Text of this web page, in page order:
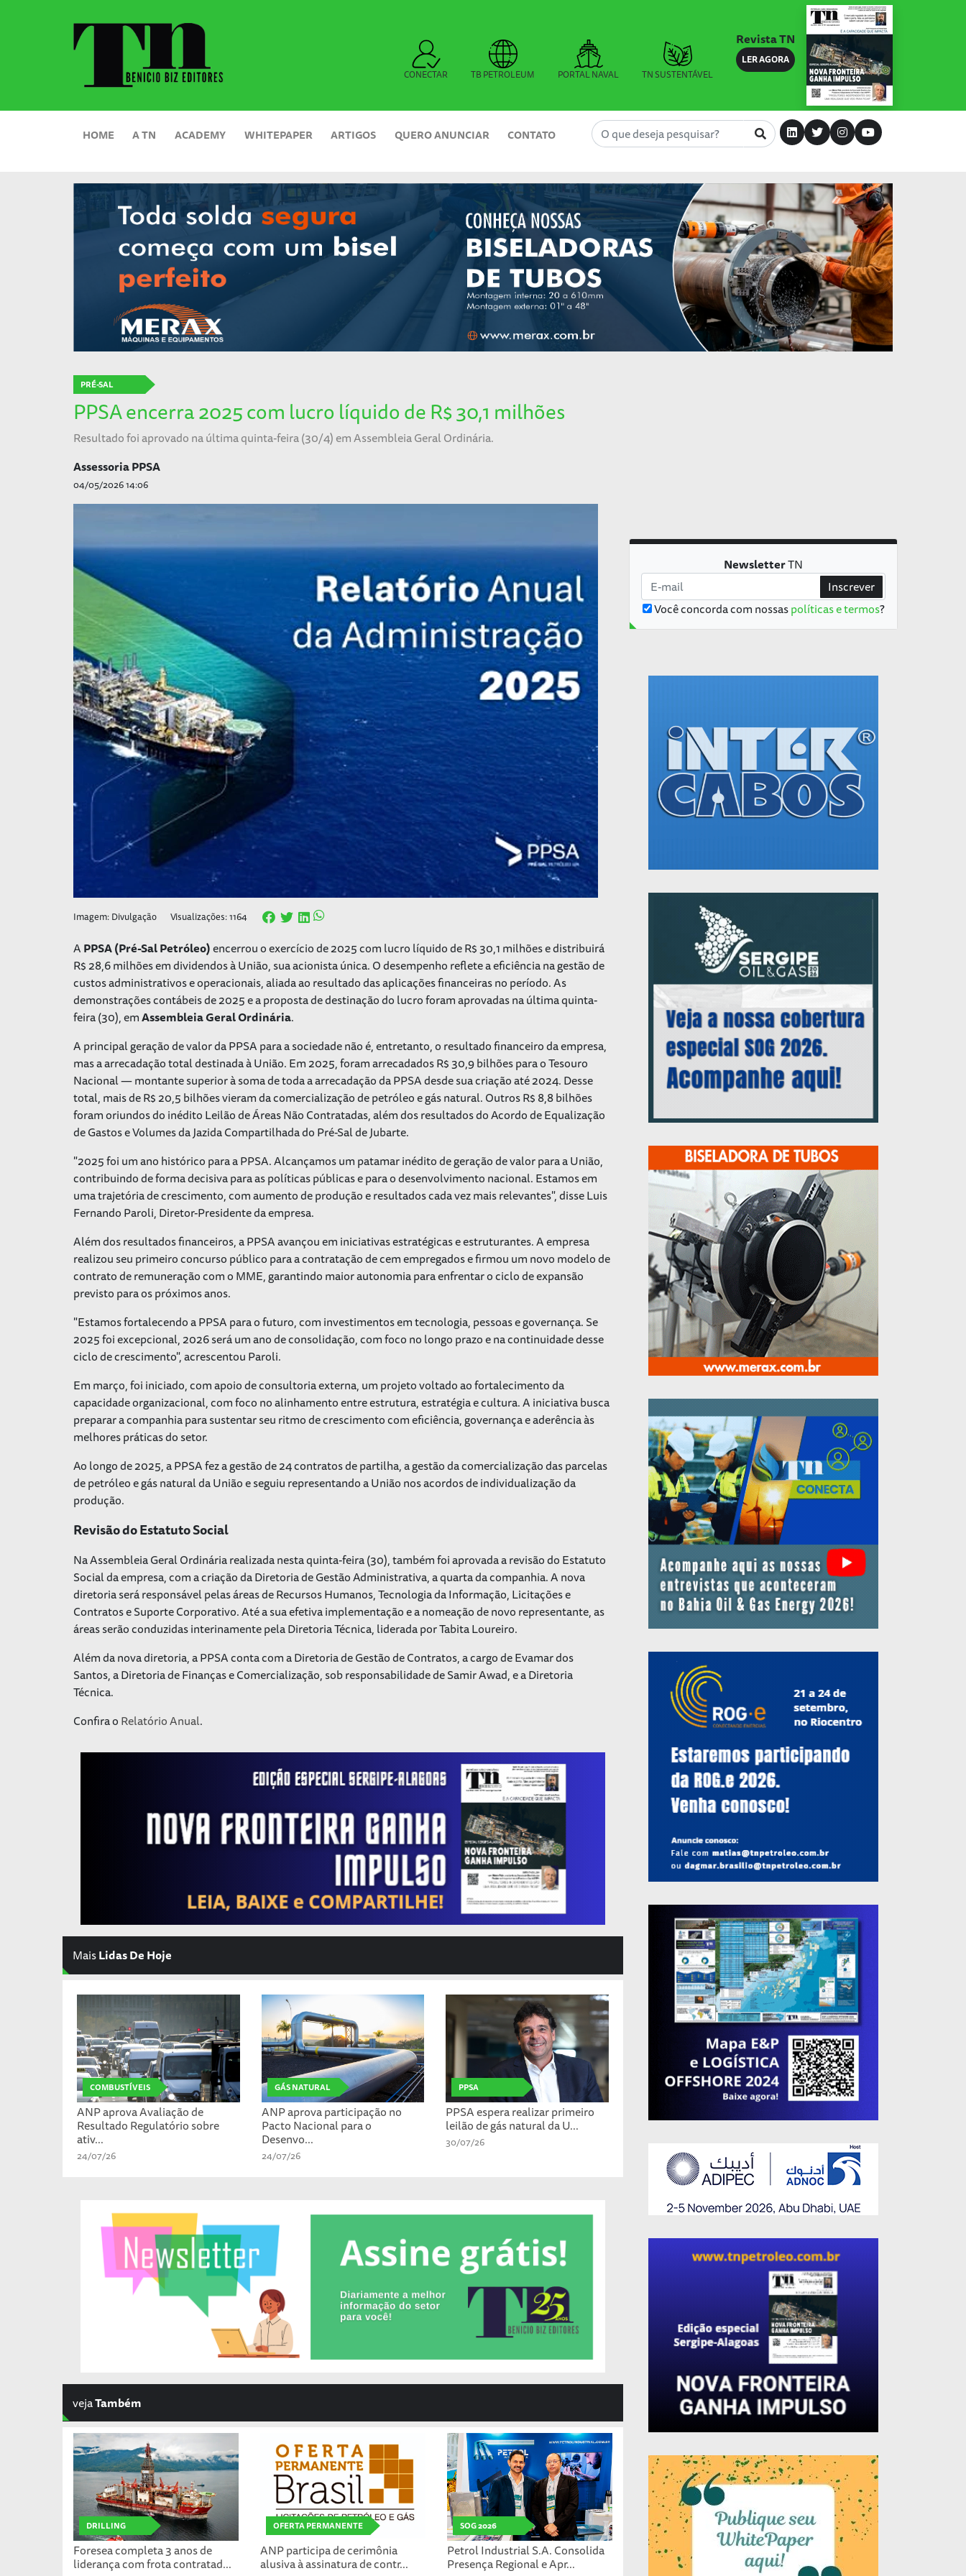
CONECTAR TB PETROLEUM PORTAL NAVAL TN SUSTENTÁVEL
Revista TN
LER AGORA
HOME A TN ACADEMY WHITEPAPER ARTIGOS QUERO ANUNCIAR CONTATO
PRÉ-SAL
PPSA encerra 2025 com lucro líquido de R$ 30,1 milhões
Resultado foi aprovado na última quinta-feira (30/4) em Assembleia Geral Ordinária.
Assessoria PPSA
04/05/2026 14:06
Imagem: Divulgação Visualizações: 1164
APPSA (Pré-Sal Petróleo)encerrou o exercício de 2025 com lucro líquido de R$ 30,1 milhões e distribuirá
R$ 28,6 milhões em dividendos à União, sua acionista única. O desempenho reflete a eficiência na gestão de
custos administrativos e operacionais, aliada ao resultado das aplicações financeiras no período. As
demonstrações contábeis de 2025 e a proposta de destinação do lucro foram aprovadas na última quinta-
feira (30), emAssembleia Geral Ordinária.
A principal geração de valor da PPSA para a sociedade não é, entretanto, o resultado financeiro da empresa,
mas a arrecadação total destinada à União. Em 2025, foram arrecadados R$ 30,9 bilhões para o Tesouro
Nacional — montante superior à soma de toda a arrecadação da PPSA desde sua criação até 2024. Desse
total, mais de R$ 20,5 bilhões vieram da comercialização de petróleo e gás natural. Outros R$ 8,8 bilhões
foram oriundos do inédito Leilão de Áreas Não Contratadas, além dos resultados do Acordo de Equalização
de Gastos e Volumes da Jazida Compartilhada do Pré-Sal de Jubarte.
"2025 foi um ano histórico para a PPSA. Alcançamos um patamar inédito de geração de valor para a União,
contribuindo de forma decisiva para as políticas públicas e para o desenvolvimento nacional. Estamos em
uma trajetória de crescimento, com aumento de produção e resultados cada vez mais relevantes", disse Luis
Fernando Paroli, Diretor-Presidente da empresa.
Além dos resultados financeiros, a PPSA avançou em iniciativas estratégicas e estruturantes. A empresa
realizou seu primeiro concurso público para a contratação de cem empregados e firmou um novo modelo de
contrato de remuneração com o MME, garantindo maior autonomia para enfrentar o ciclo de expansão
previsto para os próximos anos.
"Estamos fortalecendo a PPSA para o futuro, com investimentos em tecnologia, pessoas e governança. Se
2025 foi excepcional, 2026 será um ano de consolidação, com foco no longo prazo e na continuidade desse
ciclo de crescimento", acrescentou Paroli.
Em março, foi iniciado, com apoio de consultoria externa, um projeto voltado ao fortalecimento da
capacidade organizacional, com foco no alinhamento entre estrutura, estratégia e cultura. A iniciativa busca
preparar a companhia para sustentar seu ritmo de crescimento com eficiência, governança e aderência às
melhores práticas do setor.
Ao longo de 2025, a PPSA fez a gestão de 24 contratos de partilha, a gestão da comercialização das parcelas
de petróleo e gás natural da União e seguiu representando a União nos acordos de individualização da
produção.
Revisão do Estatuto Social
Na Assembleia Geral Ordinária realizada nesta quinta-feira (30), também foi aprovada a revisão do Estatuto
Social da empresa, com a criação da Diretoria de Gestão Administrativa, a quarta da companhia. A nova
diretoria será responsável pelas áreas de Recursos Humanos, Tecnologia da Informação, Licitações e
Contratos e Suporte Corporativo. Até a sua efetiva implementação e a nomeação de novo representante, as
áreas serão conduzidas interinamente pela Diretoria Técnica, liderada por Tabita Loureiro.
Além da nova diretoria, a PPSA conta com a Diretoria de Gestão de Contratos, a cargo de Evamar dos
Santos, a Diretoria de Finanças e Comercialização, sob responsabilidade de Samir Awad, e a Diretoria
Técnica.
Confira oRelatório Anual.
MaisLidas De Hoje
COMBUSTÍVEIS
ANP aprova Avaliação de
Resultado Regulatório sobre
ativ...
24/07/26
GÁS NATURAL
ANP aprova participação no
Pacto Nacional para o
Desenvo...
24/07/26
PPSA
PPSA espera realizar primeiro
leilão de gás natural da U...
30/07/26
vejaTambém
DRILLING
Foresea completa 3 anos de
liderança com frota contratad...
OFERTA PERMANENTE
ANP participa de cerimônia
alusiva à assinatura de contr...
SOG 2026
Petrol Industrial S.A. Consolida
Presença Regional e Apr...
NewsletterTN
Você concorda com nossaspolíticas e termos?
Inscrever